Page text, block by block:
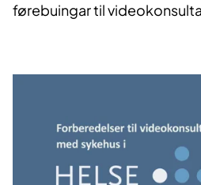
førebuingar til